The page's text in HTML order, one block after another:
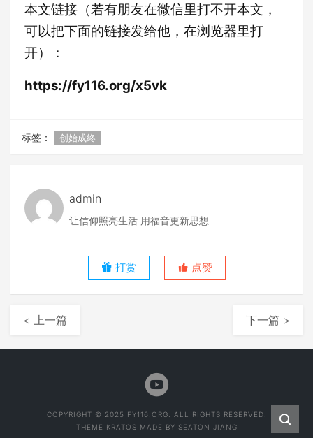
本文链接（若有朋友在微信里打不开本文，
可以把下面的链接发给他，在浏览器里打
开）：
https://fy116.org/x5vk
标签： 创始成终
admin
让信仰照亮生活 用福音更新思想
打赏 点赞
< 上一篇 下一篇 >
COPYRIGHT © 2025 FY116.ORG. ALL RIGHTS RESERVED.
THEME KRATOS MADE BY SEATON JIANG